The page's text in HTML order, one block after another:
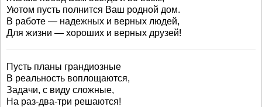
Уютом пусть полнится Ваш родной дом.
В работе — надежных и верных людей,
Для жизни — хороших и верных друзей!
Пусть планы грандиозные
В реальность воплощаются,
Задачи, с виду сложные,
На раз-два-три решаются!